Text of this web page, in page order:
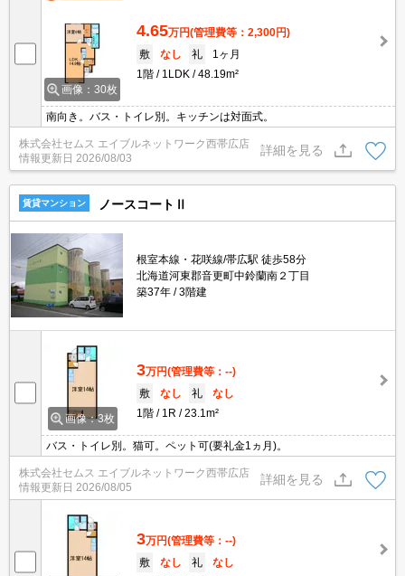
画像：30枚
4.65万円(管理費等：2,300円)
敷
なし 礼
1ヶ月
1階
1LDK 48.19m²
南向き。バス・トイレ別。キッチンは対面式。
株式会社セムス エイブルネットワーク西帯広店
情報更新日 2026/08/03
詳細を見る
賃貸マンション ノースコートⅡ
根室本線・花咲線/帯広駅 徒歩58分
北海道河東郡音更町中鈴蘭南２丁目
築37年
3階建
画像：3枚
3万円(管理費等：--)
敷
なし 礼
なし
1階
1R 23.1m²
バス・トイレ別。猫可。ペット可(要礼金1ヵ月)。
株式会社セムス エイブルネットワーク西帯広店
情報更新日 2026/08/05
詳細を見る
3万円(管理費等：--)
敷
なし 礼
なし